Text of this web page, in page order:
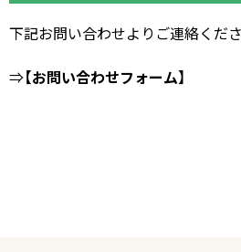
下記お問い合わせよりご連絡くださ
⇒【お問い合わせフォーム】